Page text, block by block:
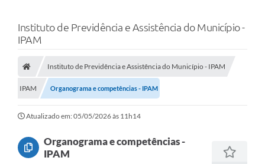
Instituto de Previdência e Assistência do Município -
IPAM
Instituto de Previdência e Assistência do Município - IPAM
IPAM Organograma e competências - IPAM
Atualizado em: 05/05/2026 às 11h14
Organograma e competências -
IPAM